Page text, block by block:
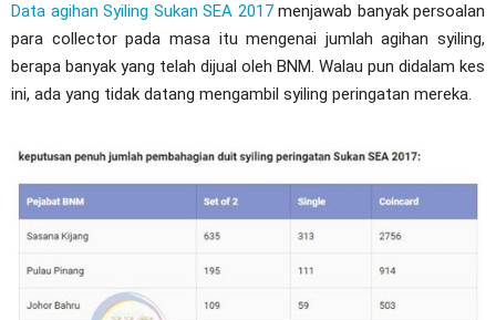
Data agihan Syiling Sukan SEA 2017menjawab banyak persoalan
para collector pada masa itu mengenai jumlah agihan syiling,
berapa banyak yang telah dijual oleh BNM. Walau pun didalam kes
ini, ada yang tidak datang mengambil syiling peringatan mereka.